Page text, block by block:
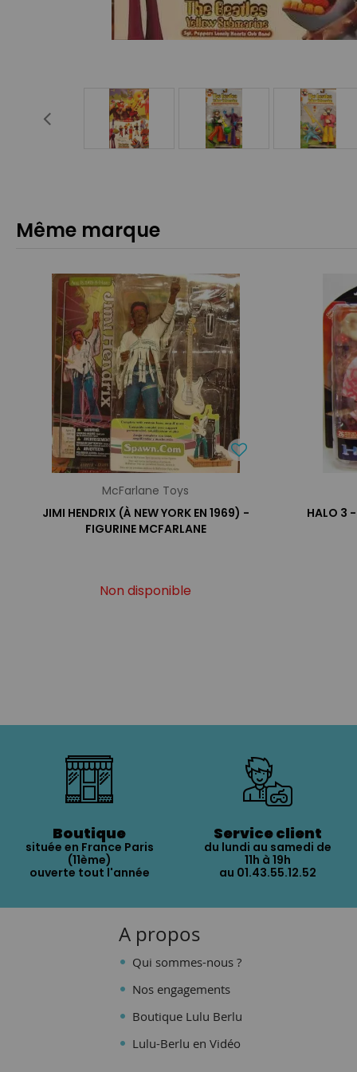
Même marque
McFarlane Toys
JIMI HENDRIX (À NEW YORK EN 1969) -
FIGURINE MCFARLANE
Non disponible
HALO 3
Boutique
située en France Paris
(11ème)
ouverte tout l'année
Service client
du lundi au samedi de
11h à 19h
au 01.43.55.12.52
A propos
Qui sommes-nous ?
Nos engagements
Boutique Lulu Berlu
Lulu-Berlu en Vidéo